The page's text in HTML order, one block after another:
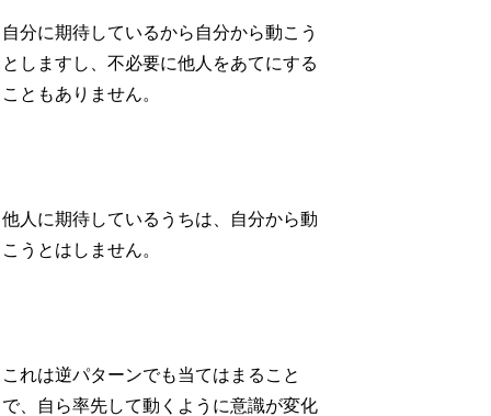
自分に期待しているから自分から動こう
としますし、不必要に他人をあてにする
こともありません。
他人に期待しているうちは、自分から動
こうとはしません。
これは逆パターンでも当てはまること
で、自ら率先して動くように意識が変化